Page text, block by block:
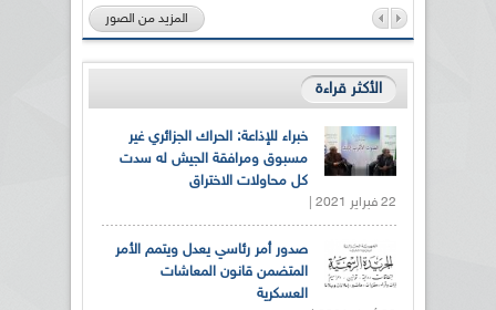
المزيد من الصور
الأكثر قراءة
خبراء للإذاعة: الحراك الجزائري غير
مسبوق ومرافقة الجيش له سدت
كل محاولات الاختراق
22 فبراير 2021 |
صدور أمر رئاسي يعدل ويتمم الأمر
المتضمن قانون المعاشات
العسكرية